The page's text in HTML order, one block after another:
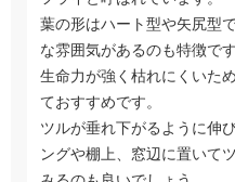
葉の形はハート型や矢尻型
な雰囲気があるのも特徴です
生命力が強く枯れにくいた
ておすすめです。
ツルが垂れ下がるように伸
ングや棚上、窓辺に置いて